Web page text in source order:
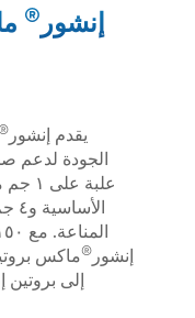
إنشور ®
يقدم إنشور
الجودة لدعم
إنشور ®ماكس
إلى